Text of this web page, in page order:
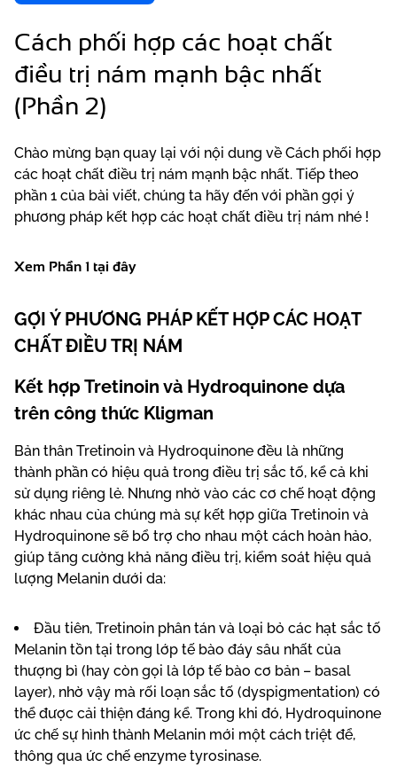
Cách phối hợp các hoạt chất
điều trị nám mạnh bậc nhất
(Phần 2)
Chào mừng bạn quay lại với nội dung về Cách phối hợp
các hoạt chất điều trị nám mạnh bậc nhất. Tiếp theo
phần 1 của bài viết, chúng ta hãy đến với phần gợi ý
phương pháp kết hợp các hoạt chất điều trị nám nhé !
Xem Phần 1 tại đây
GỢI Ý PHƯƠNG PHÁP KẾT HỢP CÁC HOẠT
CHẤT ĐIỀU TRỊ NÁM
Kết hợp Tretinoin và Hydroquinone dựa
trên công thức Kligman
Bản thân Tretinoin và Hydroquinone đều là những
thành phần có hiệu quả trong điều trị sắc tố, kể cả khi
sử dụng riêng lẻ. Nhưng nhờ vào các cơ chế hoạt động
khác nhau của chúng mà sự kết hợp giữa Tretinoin và
Hydroquinone sẽ bổ trợ cho nhau một cách hoàn hảo,
giúp tăng cường khả năng điều trị, kiểm soát hiệu quả
lượng Melanin dưới da:
Đầu tiên, Tretinoin phân tán và loại bỏ các hạt sắc tố
Melanin tồn tại trong lớp tế bào đáy sâu nhất của
thượng bì (hay còn gọi là lớp tế bào cơ bản – basal
layer), nhờ vậy mà rối loạn sắc tố (dyspigmentation) có
thể được cải thiện đáng kể. Trong khi đó, Hydroquinone
ức chế sự hình thành Melanin mới một cách triệt để,
thông qua ức chế enzyme tyrosinase.